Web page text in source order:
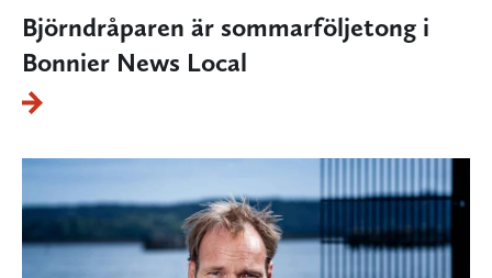
Björndråparen är sommarföljetong i
Bonnier News Local